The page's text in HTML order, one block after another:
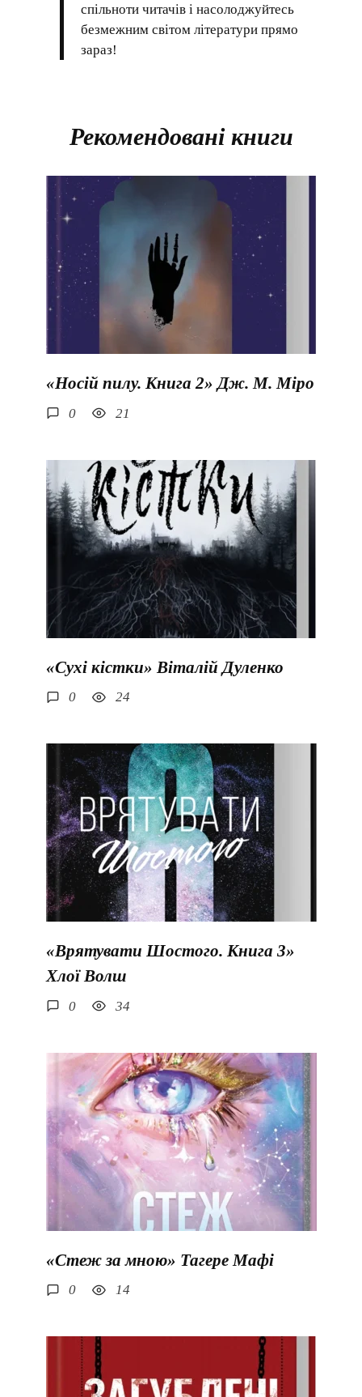
спільноти читачів і насолоджуйтесь
безмежним світом літератури прямо
зараз!
Рекомендовані книги
«Носій пилу. Книга 2» Дж. М. Міро
0 21
«Сухі кістки» Віталій Дуленко
0 24
«Врятувати Шостого. Книга 3»
Хлої Волш
0 34
«Стеж за мною» Тагере Мафі
0 14